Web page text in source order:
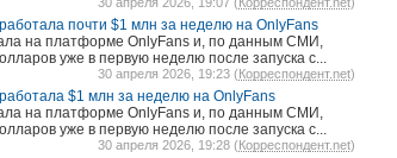
почти $1 млн за неделю на OnlyFans
на платформе OnlyFans и, по данным СМИ,
уже в первую неделю после запуска с...
30 апреля 2026, 19:23 (Корреспондент.net)
$1 млн за неделю на OnlyFans
на платформе OnlyFans и, по данным СМИ,
уже в первую неделю после запуска с...
30 апреля 2026, 19:28 (Корреспондент.net)